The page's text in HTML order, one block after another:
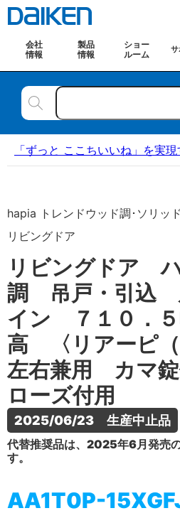
会社
情報
製品
情報
ショー
ルーム
サ
「ずっと ここちいいね」を実
hapia トレンドウッド調･ソリッ
リビングドア
リビングドア
調 吊戸・引込
イン ７１０．
高 〈リアーピ
左右兼用 カマ
ローズ付用
2025/06/23　生産中止品
代替推奨品は、2025年6月発売
す。
AA1T0P-